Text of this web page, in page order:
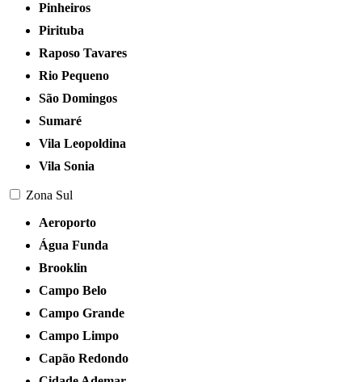
Pinheiros
Pirituba
Raposo Tavares
Rio Pequeno
São Domingos
Sumaré
Vila Leopoldina
Vila Sonia
Zona Sul
Aeroporto
Água Funda
Brooklin
Campo Belo
Campo Grande
Campo Limpo
Capão Redondo